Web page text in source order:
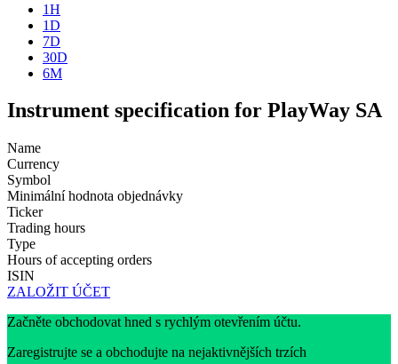
1H
1D
7D
30D
6M
Instrument specification for PlayWay SA
Name
Currency
Symbol
Minimální hodnota objednávky
Ticker
Trading hours
Type
Hours of accepting orders
ISIN
ZALOŽIT ÚČET
Začněte obchodovat hned s rychlým otevřením účtu.
Zaregistrujte se a obchodujte na nejaktivnějších trzích